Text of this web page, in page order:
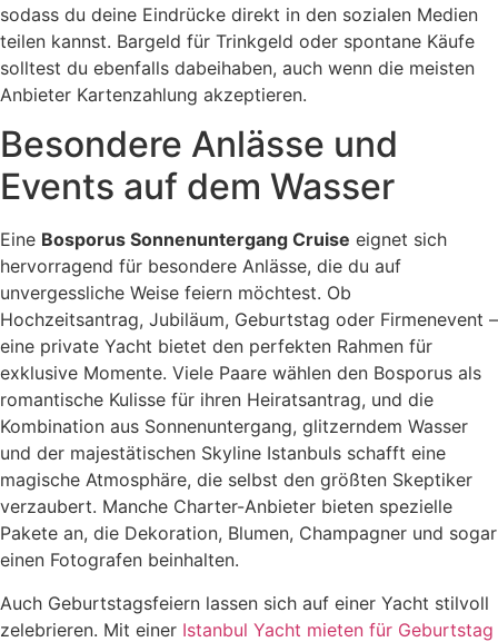
sodass du deine Eindrücke direkt in den sozialen Medien
teilen kannst. Bargeld für Trinkgeld oder spontane Käufe
solltest du ebenfalls dabeihaben, auch wenn die meisten
Anbieter Kartenzahlung akzeptieren.
Besondere Anlässe und
Events auf dem Wasser
Eine Bosporus Sonnenuntergang Cruise eignet sich
hervorragend für besondere Anlässe, die du auf
unvergessliche Weise feiern möchtest. Ob
Hochzeitsantrag, Jubiläum, Geburtstag oder Firmenevent –
eine private Yacht bietet den perfekten Rahmen für
exklusive Momente. Viele Paare wählen den Bosporus als
romantische Kulisse für ihren Heiratsantrag, und die
Kombination aus Sonnenuntergang, glitzerndem Wasser
und der majestätischen Skyline Istanbuls schafft eine
magische Atmosphäre, die selbst den größten Skeptiker
verzaubert. Manche Charter-Anbieter bieten spezielle
Pakete an, die Dekoration, Blumen, Champagner und sogar
einen Fotografen beinhalten.
Auch Geburtstagsfeiern lassen sich auf einer Yacht stilvoll
zelebrieren. Mit einer Istanbul Yacht mieten für Geburtstag